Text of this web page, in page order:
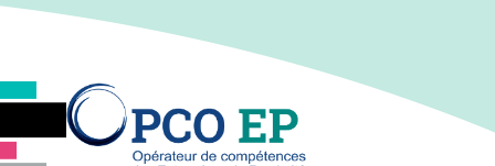
juridique, et modèles
en tension ... pour